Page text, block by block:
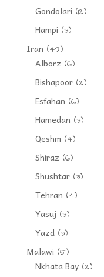
Gondolari (12)
Hampi (3)
Iran (49)
Alborz (6)
Bishapoor(2)
Esfahan (6)
Hamedan (3)
Qeshm (4)
Shiraz (6)
Shushtar(3)
Tehran (4)
Yasuj (3)
Yazd(3)
Malawi (5)
Nkhata Bay(2)